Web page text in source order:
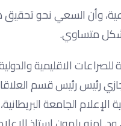
وأن السعي نحو تحقيق
متساوي.
للصراعات الاقليمية
رئيس رئيس قسم
الجامعة